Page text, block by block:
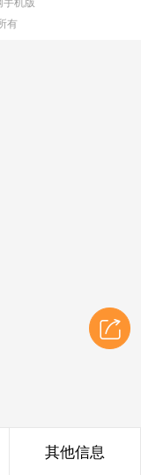
有
其他信息